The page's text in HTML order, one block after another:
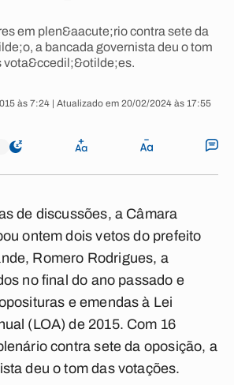
em plen&aacute;rio contra sete da
a bancada governista deu o tom
vota&ccedil;&otilde;es.
às 7:24 | Atualizado em 20/02/2024 às 17:55
de discussões, a Câmara
ontem dois vetos do prefeito
Romero Rodrigues, a
no final do ano passado e
e emendas à Lei
(LOA) de 2015. Com 16
contra sete da oposição, a
deu o tom das votações.